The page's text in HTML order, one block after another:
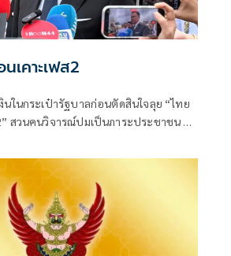
เคาะเฟส2
นในกระเป๋ารัฐบาลก่อนตัดสินใจลุย “ไทย